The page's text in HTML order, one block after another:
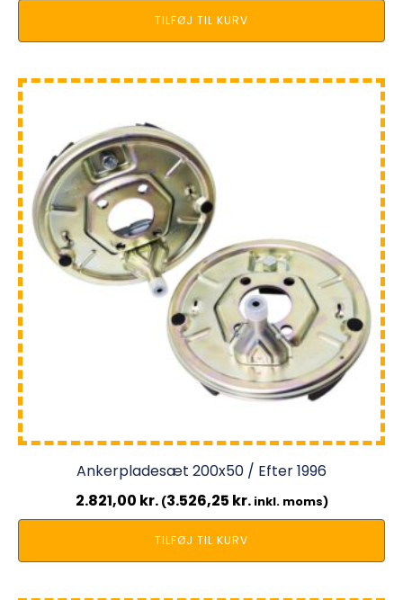
TILFØJ TIL KURV
Ankerpladesæt 200x50 / Efter 1996
2.821,00 kr. (3.526,25 kr.inkl. moms)
TILFØJ TIL KURV